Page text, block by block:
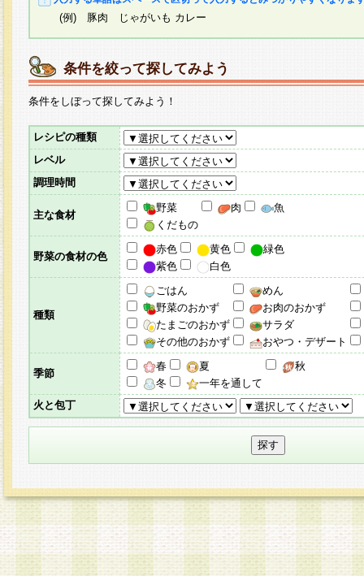
(例) 豚肉 じゃがいも カレー
条件を絞って探してみよう
条件をしぼって探してみよう！
レシピの種類
レベル
調理時間
主な食材
野菜 肉
魚
くだもの
野菜の食材の色
赤色 黄色
緑色
紫色
白色
種類
ごはん
めん
野菜のおかず
お肉のおかず
たまごのおかず
サラダ
その他のおかず
おやつ・デザート
季節
春 夏
秋
冬
一年を通して
火と包丁